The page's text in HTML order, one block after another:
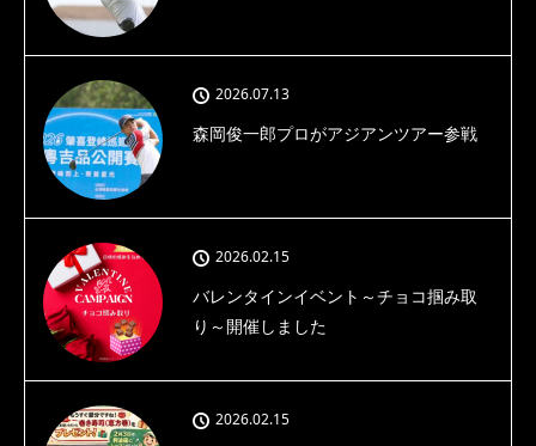
2026.07.13
森岡俊一郎プロがアジアンツアー参戦
2026.02.15
バレンタインイベント～チョコ掴み取
り～開催しました
2026.02.15